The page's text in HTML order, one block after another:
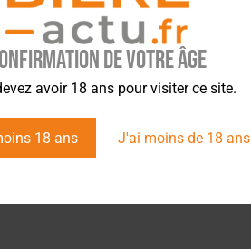
de votre âge
avoir 18 ans pour visiter ce site.
18 ans J'ai moins de 18 ans